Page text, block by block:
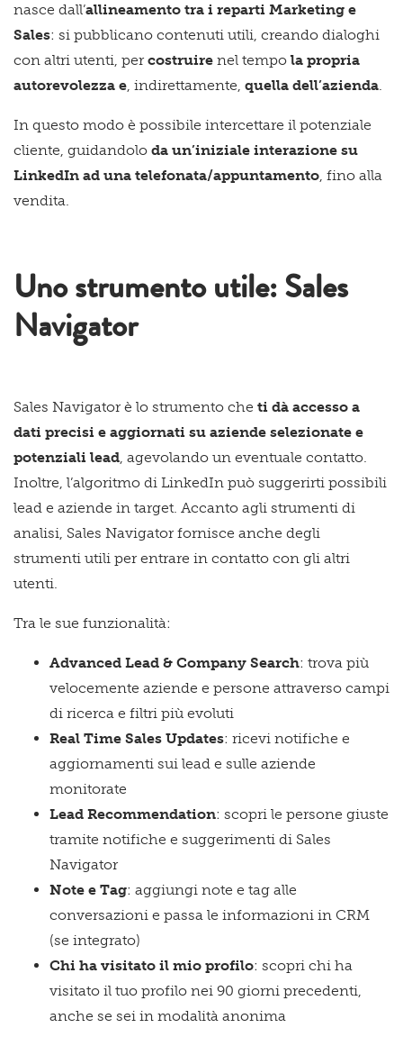
nasce dall’allineamento tra i reparti Marketing e
Sales: si pubblicano contenuti utili, creando dialoghi
con altri utenti, per costruire nel tempo la propria
autorevolezza e, indirettamente, quella dell’azienda.
In questo modo è possibile intercettare il potenziale
cliente, guidandolo da un’iniziale interazione su
LinkedIn ad una telefonata/appuntamento, fino alla
vendita.
Uno strumento utile: Sales
Navigator
Sales Navigator è lo strumento che ti dà accesso a
dati precisi e aggiornati su aziende selezionate e
potenziali lead, agevolando un eventuale contatto.
Inoltre, l’algoritmo di LinkedIn può suggerirti possibili
lead e aziende in target. Accanto agli strumenti di
analisi, Sales Navigator fornisce anche degli
strumenti utili per entrare in contatto con gli altri
utenti.
Tra le sue funzionalità:
Advanced Lead & Company Search: trova più
velocemente aziende e persone attraverso campi
di ricerca e filtri più evoluti
Real Time Sales Updates: ricevi notifiche e
aggiornamenti sui lead e sulle aziende
monitorate
Lead Recommendation: scopri le persone giuste
tramite notifiche e suggerimenti di Sales
Navigator
Note e Tag: aggiungi note e tag alle
conversazioni e passa le informazioni in CRM
(se integrato)
Chi ha visitato il mio profilo: scopri chi ha
visitato il tuo profilo nei 90 giorni precedenti,
anche se sei in modalità anonima